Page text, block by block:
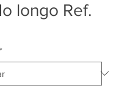
longo Ref.
*